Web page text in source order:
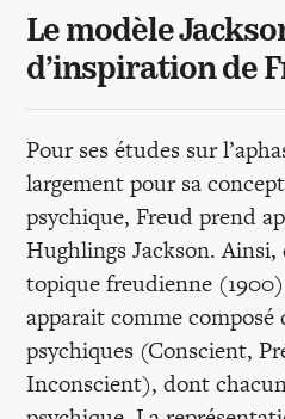
Le modèle
d’inspiration de
Pour ses études sur
largement pour sa
psychique, Freud prend
Hughlings Jackson. Ainsi,
topique freudienne
apparait comme
psychiques (Conscient,
Inconscient), dont